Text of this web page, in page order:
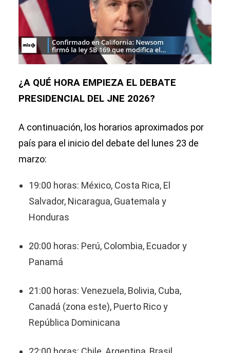
¿A QUÉ HORA EMPIEZA EL DEBATE
PRESIDENCIAL DEL JNE 2026?
A continuación, los horarios aproximados por
país para el inicio del debate del lunes 23 de
marzo:
19:00 horas: México, Costa Rica, El
Salvador, Nicaragua, Guatemala y
Honduras
20:00 horas: Perú, Colombia, Ecuador y
Panamá
21:00 horas: Venezuela, Bolivia, Cuba,
Canadá (zona este), Puerto Rico y
República Dominicana